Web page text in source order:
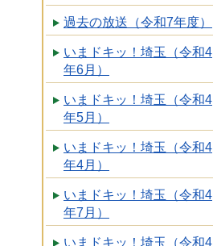
過去の放送（令和7年度）
いまドキッ！埼玉（令和4
年6月）
いまドキッ！埼玉（令和4
年5月）
いまドキッ！埼玉（令和4
年4月）
いまドキッ！埼玉（令和4
年7月）
いまドキッ！埼玉（令和4